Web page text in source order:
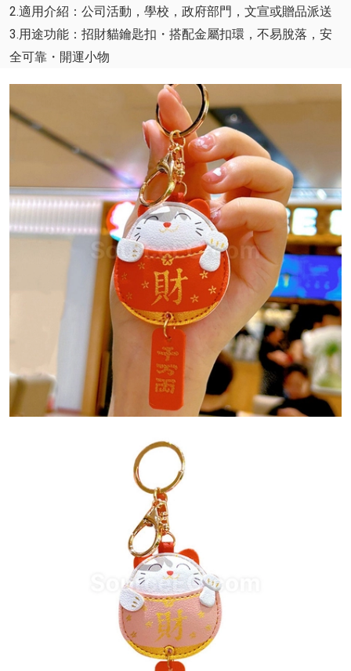
2.適用介紹：公司活動，學校，政府部門，文宣或贈品派送
3.用途功能：招財貓鑰匙扣・搭配金屬扣環，不易脫落，安
全可靠・開運小物